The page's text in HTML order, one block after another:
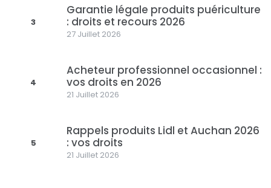
3
Garantie légale produits puériculture
: droits et recours 2026
27 Juillet 2026
4
Acheteur professionnel occasionnel :
vos droits en 2026
21 Juillet 2026
5
Rappels produits Lidl et Auchan 2026
: vos droits
21 Juillet 2026